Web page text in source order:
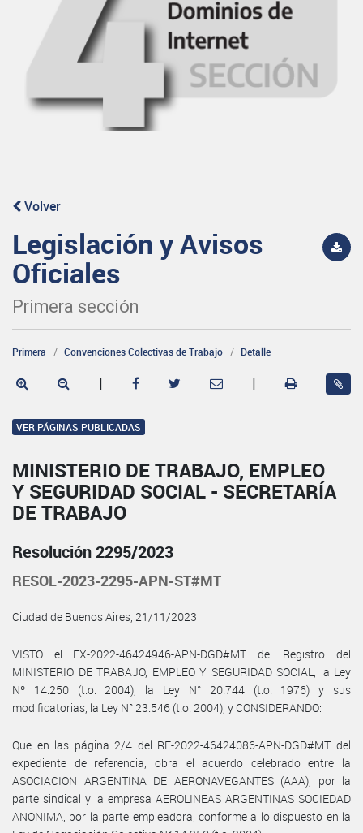
Volver
Legislación y Avisos
Oficiales
Primera sección
Primera Convenciones Colectivas de Trabajo Detalle
| |
VER PÁGINAS PUBLICADAS
MINISTERIO DE TRABAJO, EMPLEO
Y SEGURIDAD SOCIAL - SECRETARÍA
DE TRABAJO
Resolución 2295/2023
RESOL-2023-2295-APN-ST#MT
Ciudad de Buenos Aires, 21/11/2023
VISTO el EX-2022-46424946-APN-DGD#MT del Registro del
MINISTERIO DE TRABAJO, EMPLEO Y SEGURIDAD SOCIAL, la Ley
Nº 14.250 (t.o. 2004), la Ley N° 20.744 (t.o. 1976) y sus
modificatorias, la Ley N° 23.546 (t.o. 2004), y CONSIDERANDO:
Que en las página 2/4 del RE-2022-46424086-APN-DGD#MT del
expediente de referencia, obra el acuerdo celebrado entre la
ASOCIACION ARGENTINA DE AERONAVEGANTES (AAA), por la
parte sindical y la empresa AEROLINEAS ARGENTINAS SOCIEDAD
ANONIMA, por la parte empleadora, conforme a lo dispuesto en la